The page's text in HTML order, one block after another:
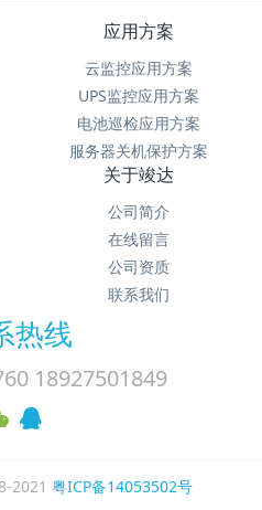
应用方案
云监控应用方案
UPS监控应用方案
电池巡检应用方案
服务器关机保护方案
关于竣达
公司简介
在线留言
公司资质
联系我们
热线
18927501849
2021 粤ICP备14053502号